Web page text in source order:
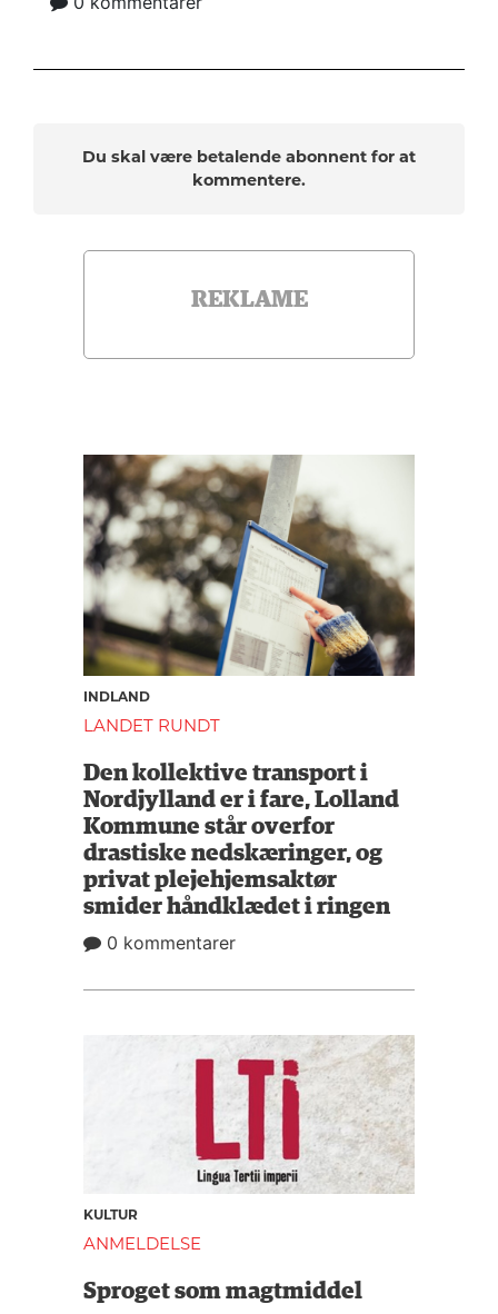
Du skal være betalende abonnent for at
kommentere.
REKLAME
INDLAND
LANDET RUNDT
Den kollektive transport i
Nordjylland er i fare, Lolland
Kommune står overfor
drastiske nedskæringer, og
privat plejehjemsaktør
smider håndklædet i ringen
0 kommentarer
KULTUR
ANMELDELSE
Sproget som magtmiddel